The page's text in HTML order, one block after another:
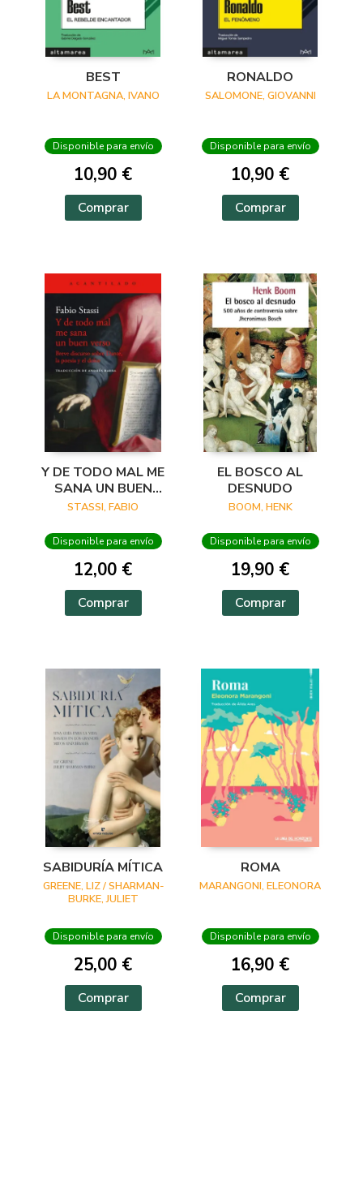
BEST
LA MONTAGNA, IVANO
Disponible para envío
10,90 €
Comprar
RONALDO
SALOMONE, GIOVANNI
Disponible para envío
10,90 €
Comprar
Y DE TODO MAL ME
SANA UN BUEN
VERSO
STASSI, FABIO
Disponible para envío
12,00 €
Comprar
EL BOSCO AL
DESNUDO
BOOM, HENK
Disponible para envío
19,90 €
Comprar
SABIDURÍA MÍTICA
GREENE, LIZ / SHARMAN-
BURKE, JULIET
Disponible para envío
25,00 €
Comprar
ROMA
MARANGONI, ELEONORA
Disponible para envío
16,90 €
Comprar